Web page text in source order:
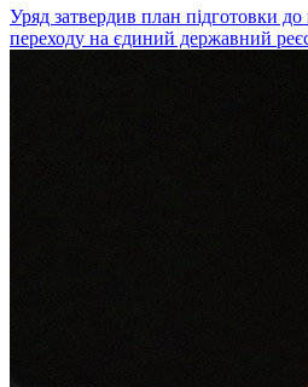
Уряд затвердив план підготовки
переходу на єдиний державний